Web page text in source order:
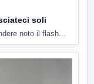
soli
noto il flash...